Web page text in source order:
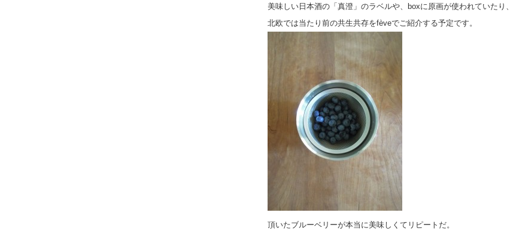
美味しい日本酒の「真澄」のラベルや、boxに原画が使われていたり、
北欧では当たり前の共生共存をfèveでご紹介する予定です。
頂いたブルーベリーが本当に美味しくてリピートだ。